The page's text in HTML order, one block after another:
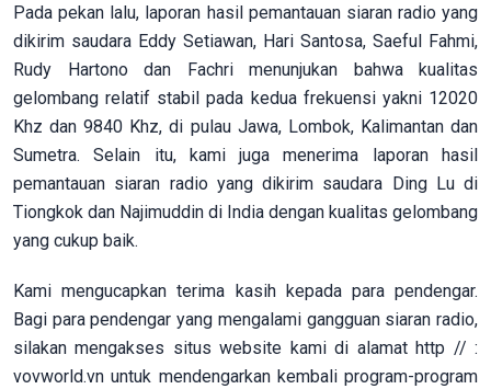
Pada pekan lalu, laporan hasil pemantauan siaran radio yang
dikirim saudara Eddy Setiawan, Hari Santosa, Saeful Fahmi,
Rudy Hartono dan Fachri menunjukan bahwa kualitas
gelombang relatif stabil pada kedua frekuensi yakni 12020
Khz dan 9840 Khz, di pulau Jawa, Lombok, Kalimantan dan
Sumetra. Selain itu, kami juga menerima laporan hasil
pemantauan siaran radio yang dikirim saudara Ding Lu di
Tiongkok dan Najimuddin di India dengan kualitas gelombang
yang cukup baik.
Kami mengucapkan terima kasih kepada para pendengar.
Bagi para pendengar yang mengalami gangguan siaran radio,
silakan mengakses situs website kami di alamat http // :
vovworld.vn untuk mendengarkan kembali program-program